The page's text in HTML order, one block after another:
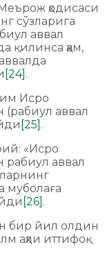
ҳодисаси
сўзларига
аввал
қилинса ҳам,
[24] .
Исро
(рабиул аввал
[25] .
«Исро
рабиул аввал
муболаға
[26] .
бир йил олдин
аҳли иттифоқ